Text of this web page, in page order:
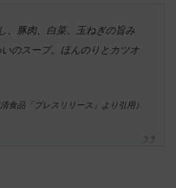
、豚肉、白菜、玉ねぎの旨み
のスープ。ほんのりとカツオ
清食品「プレスリリース」より引用）